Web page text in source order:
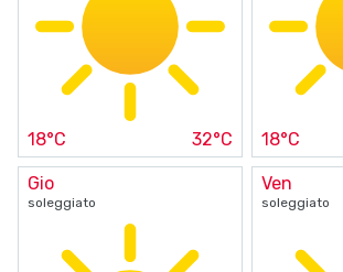
18°C 32°C 18°C
Gio
soleggiato
Ven
soleggiato